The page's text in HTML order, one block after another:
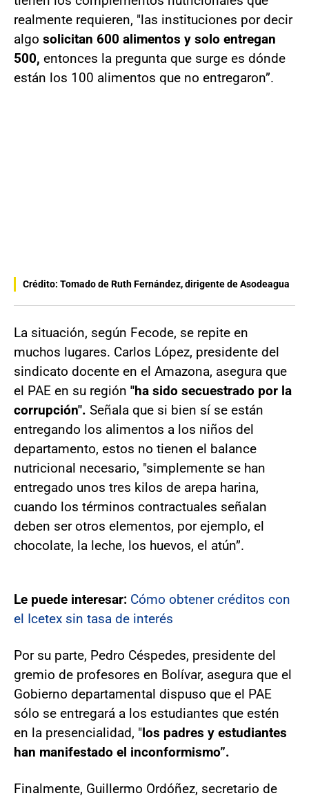
realmente requieren, "las instituciones por decir
algo solicitan 600 alimentos y solo entregan
500, entonces la pregunta que surge es dónde
están los 100 alimentos que no entregaron”.
Crédito: Tomado de Ruth Fernández, dirigente de Asodeagua
La situación, según Fecode, se repite en
muchos lugares. Carlos López, presidente del
sindicato docente en el Amazona, asegura que
el PAE en su región "ha sido secuestrado por la
corrupción". Señala que si bien sí se están
entregando los alimentos a los niños del
departamento, estos no tienen el balance
nutricional necesario, "simplemente se han
entregado unos tres kilos de arepa harina,
cuando los términos contractuales señalan
deben ser otros elementos, por ejemplo, el
chocolate, la leche, los huevos, el atún”.
Le puede interesar: Cómo obtener créditos con
el Icetex sin tasa de interés
Por su parte, Pedro Céspedes, presidente del
gremio de profesores en Bolívar, asegura que el
Gobierno departamental dispuso que el PAE
sólo se entregará a los estudiantes que estén
en la presencialidad, "los padres y estudiantes
han manifestado el inconformismo”.
Finalmente, Guillermo Ordóñez, secretario de